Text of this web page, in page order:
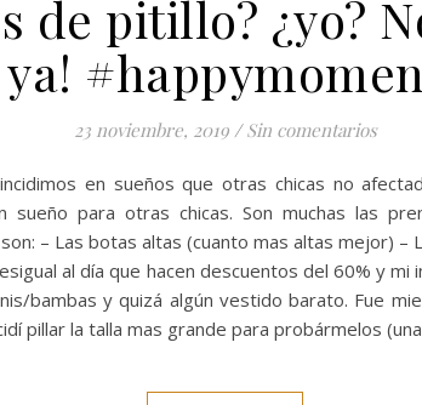
de pitillo? ¿yo?
ya!
23 noviembre, 2019 / Sin comentarios
en sueños que otras chicas no
sueño para otras chicas. Son muchas las
– Las botas altas (cuanto mas altas mejor) –
al día que hacen descuentos del 60% y mi
bambas y quizá algún vestido barato. Fue
pillar la talla mas grande para probármelos